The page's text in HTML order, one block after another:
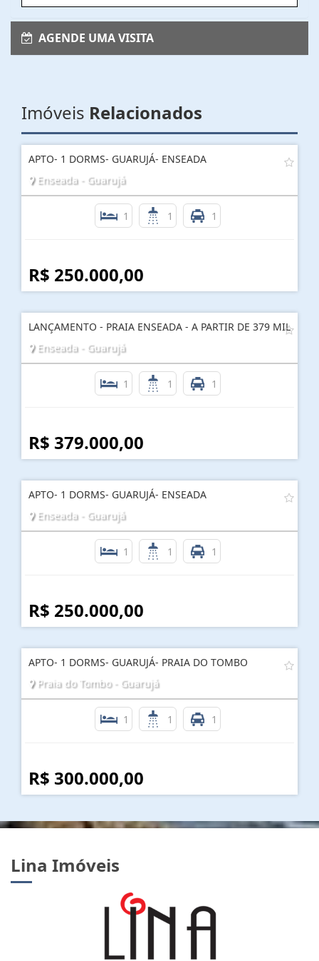
AGENDE UMA VISITA
Imóveis Relacionados
APTO- 1 DORMS- GUARUJÁ- ENSEADA
Enseada - Guarujá
1 1 1
R$ 250.000,00
LANÇAMENTO - PRAIA ENSEADA - A PARTIR DE 379 MIL
Enseada - Guarujá
1 1 1
R$ 379.000,00
APTO- 1 DORMS- GUARUJÁ- ENSEADA
Enseada - Guarujá
1 1 1
R$ 250.000,00
APTO- 1 DORMS- GUARUJÁ- PRAIA DO TOMBO
Praia do Tombo - Guarujá
1 1 1
R$ 300.000,00
Lina Imóveis